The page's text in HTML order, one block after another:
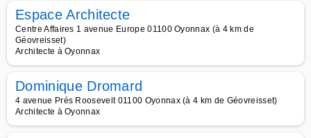
Espace Architecte
Centre Affaires 1 avenue Europe 01100 Oyonnax (à 4 km de
Géovreisset)
Architecte à Oyonnax
Dominique Dromard
4 avenue Prés Roosevelt 01100 Oyonnax (à 4 km de Géovreisset)
Architecte à Oyonnax